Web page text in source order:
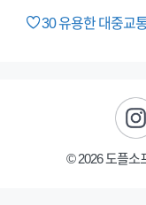
30유용한 대중교
© 2026 도플소